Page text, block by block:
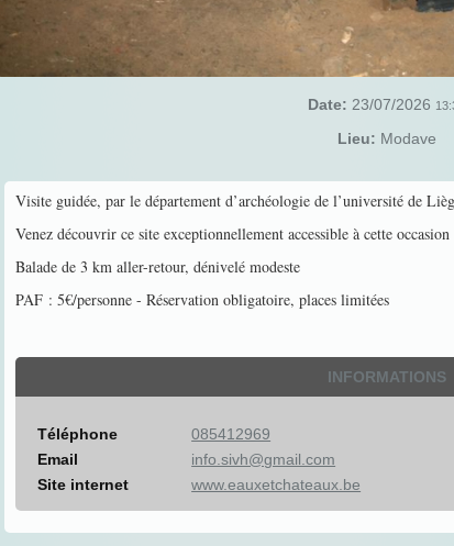
Date: 23/07/2026
Lieu: Modave
Visite guidée, par le département d’archéologie de l’université de
Venez découvrir ce site exceptionnellement accessible à cette
Balade de 3 km aller-retour, dénivelé modeste
PAF : 5€/personne - Réservation obligatoire, places limitées
INFORMATIONS
Téléphone
085412969
Email
info.sivh@gmail.com
Site internet
www.eauxetchateaux.be